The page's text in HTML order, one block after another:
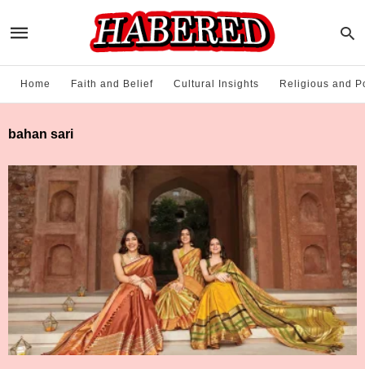
Home Faith and Belief Cultural Insights Religious and
bahan sari